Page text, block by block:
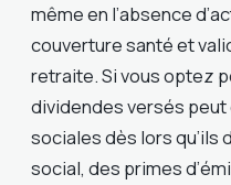
même en l’absence
couverture santé et
retraite. Si vous optez
dividendes versés
sociales dès lors qu’ils
social, des primes